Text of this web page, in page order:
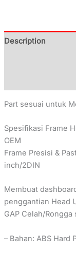
Description
Part sesuai untuk
Spesifikasi Frame
OEM
Frame Presisi &
inch/2DIN
Membuat
penggantian Head
GAP Celah/
– Bahan: ABS Hard